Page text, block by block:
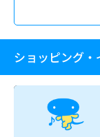
ショッピング